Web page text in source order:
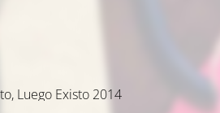
Luego Existo 2014